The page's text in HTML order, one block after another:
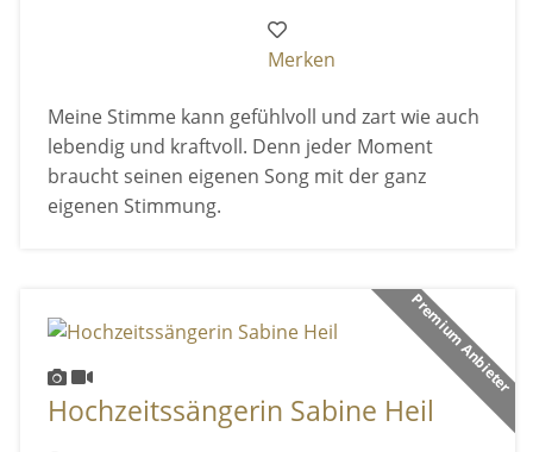
Merken
Meine Stimme kann gefühlvoll und zart wie auch
lebendig und kraftvoll. Denn jeder Moment
braucht seinen eigenen Song mit der ganz
eigenen Stimmung.
Premium Anbieter
Hochzeitssängerin Sabine Heil